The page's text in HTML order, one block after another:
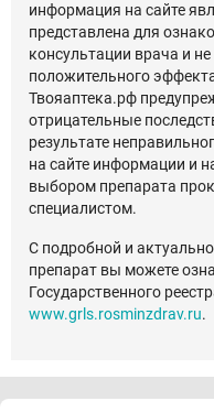
информация на сайте
представлена для
консультации врача и
положительного
Твояаптека.рф
отрицательные
результате
на сайте информации и
выбором препарата
специалистом.
С подробной и
препарат вы можете
Государственного
www.grls.rosminzdrav.ru.